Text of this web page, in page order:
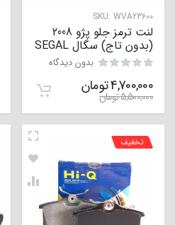
SKU: WVA23600
لنت ترمز جلو پژو 2008
(بدون تاج) سگال SEGAL
بدون دیدگاه
4,700,000تومان
5,500,000تومان
تخفیف